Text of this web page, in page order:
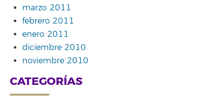
marzo 2011
febrero 2011
enero 2011
diciembre 2010
noviembre 2010
CATEGORÍAS